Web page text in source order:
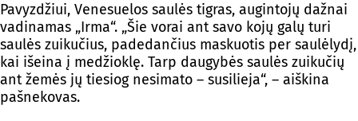
Pavyzdžiui, Venesuelos saulės tigras, augintojų dažnai
vadinamas „Irma“. „Šie vorai ant savo kojų galų turi
saulės zuikučius, padedančius maskuotis per saulėlydį,
kai išeina į medžioklę. Tarp daugybės saulės zuikučių
ant žemės jų tiesiog nesimato – susilieja“, – aiškina
pašnekovas.